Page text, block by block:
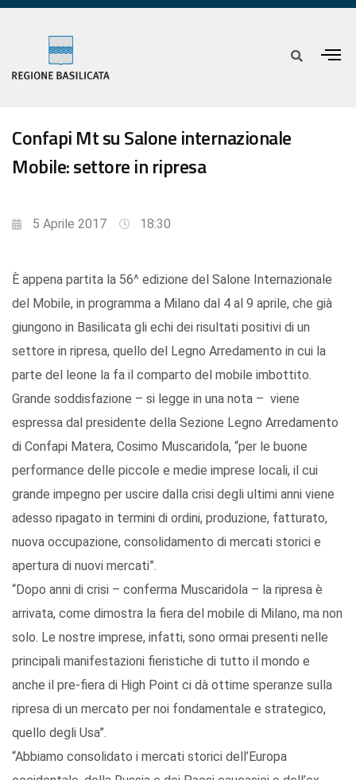
Confapi Mt su Salone internazionale
Mobile: settore in ripresa
5 Aprile 2017 18:30
È appena partita la 56^ edizione del Salone Internazionale
del Mobile, in programma a Milano dal 4 al 9 aprile, che già
giungono in Basilicata gli echi dei risultati positivi di un
settore in ripresa, quello del Legno Arredamento in cui la
parte del leone la fa il comparto del mobile imbottito.
Grande soddisfazione – si legge in una nota – viene
espressa dal presidente della Sezione Legno Arredamento
di Confapi Matera, Cosimo Muscaridola, “per le buone
performance delle piccole e medie imprese locali, il cui
grande impegno per uscire dalla crisi degli ultimi anni viene
adesso ripagato in termini di ordini, produzione, fatturato,
nuova occupazione, consolidamento di mercati storici e
apertura di nuovi mercati”.
“Dopo anni di crisi – conferma Muscaridola – la ripresa è
arrivata, come dimostra la fiera del mobile di Milano, ma non
solo. Le nostre imprese, infatti, sono ormai presenti nelle
principali manifestazioni fieristiche di tutto il mondo e
anche il pre-fiera di High Point ci dà ottime speranze sulla
ripresa di un mercato per noi fondamentale e strategico,
quello degli Usa”.
“Abbiamo consolidato i mercati storici dell’Europa